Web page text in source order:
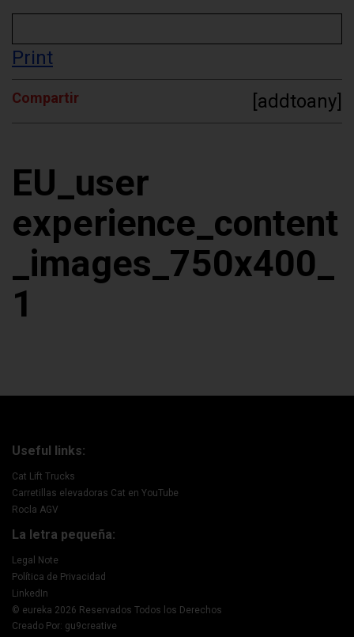
Print
Compartir [addtoany]
EU_user
experience_content
_images_750x400_
1
Useful links:
Cat Lift Trucks
Carretillas elevadoras Cat en YouTube
Rocla AGV
La letra pequeña:
Legal Note
Política de Privacidad
LinkedIn
© eureka 2026 Reservados Todos los Derechos
Creado Por: gu9creative